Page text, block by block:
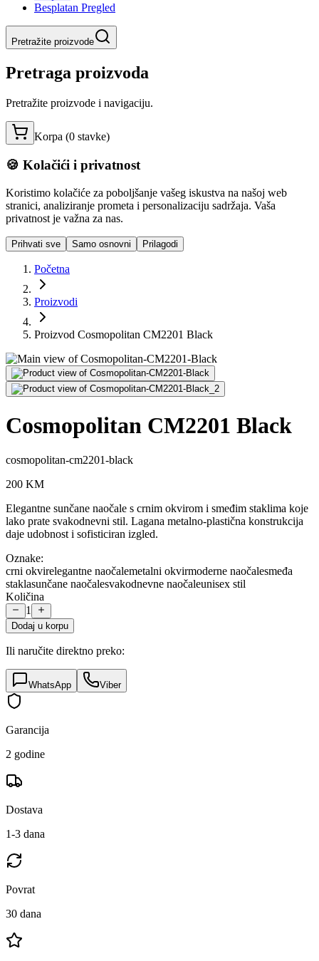
Besplatan Pregled
Pretražite proizvode
Pretraga proizvoda
Pretražite proizvode i navigaciju.
Korpa (0 stavke)
🍪 Kolačići i privatnost
Koristimo kolačiće za poboljšanje vašeg iskustva na našoj web
stranici, analiziranje prometa i personalizaciju sadržaja. Vaša
privatnost je važna za nas.
Prihvati sve Samo osnovni Prilagodi
Početna
Proizvodi
Proizvod Cosmopolitan CM2201 Black
Cosmopolitan CM2201 Black
cosmopolitan-cm2201-black
200 KM
Elegantne sunčane naočale s crnim okvirom i smeđim staklima koje
lako prate svakodnevni stil. Lagana metalno-plastična konstrukcija
daje udobnost i sofisticiran izgled.
Oznake:
crni okvirelegantne naočalemetalni okvirmoderne naočalesmeđa
staklasunčane naočalesvakodnevne naočaleunisex stil
Količina
1
Dodaj u korpu
Ili naručite direktno preko:
WhatsApp Viber
Garancija
2 godine
Dostava
1-3 dana
Povrat
30 dana